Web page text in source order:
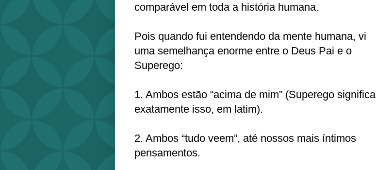
comparável em toda a história humana.
Pois quando fui entendendo da mente humana, vi
uma semelhança enorme entre o Deus Pai e o
Superego:
1. Ambos estão “acima de mim” (Superego significa
exatamente isso, em latim).
2. Ambos “tudo veem”, até nossos mais íntimos
pensamentos.